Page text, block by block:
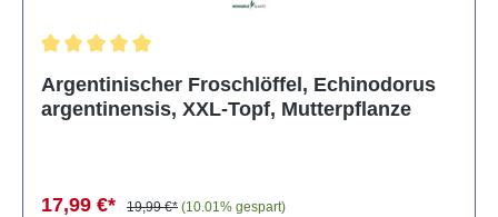
Argentinischer Froschlöffel, Echinodorus
argentinensis, XXL-Topf, Mutterpflanze
17,99 €* 19,99 €* (10.01% gespart)